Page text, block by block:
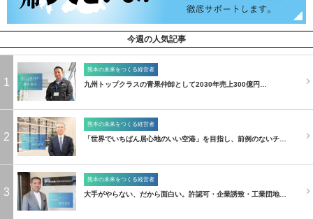
今週の人気記事
1
熊本の未来をつくる経営者
九州トップクラスの青果仲卸として2030年売上300億円…
2
熊本の未来をつくる経営者
「世界でいちばん居心地のいい空港」を目指し、前例のないチ…
3
熊本の未来をつくる経営者
大手がやらない、だから面白い。許認可・企業誘致・工業団地…